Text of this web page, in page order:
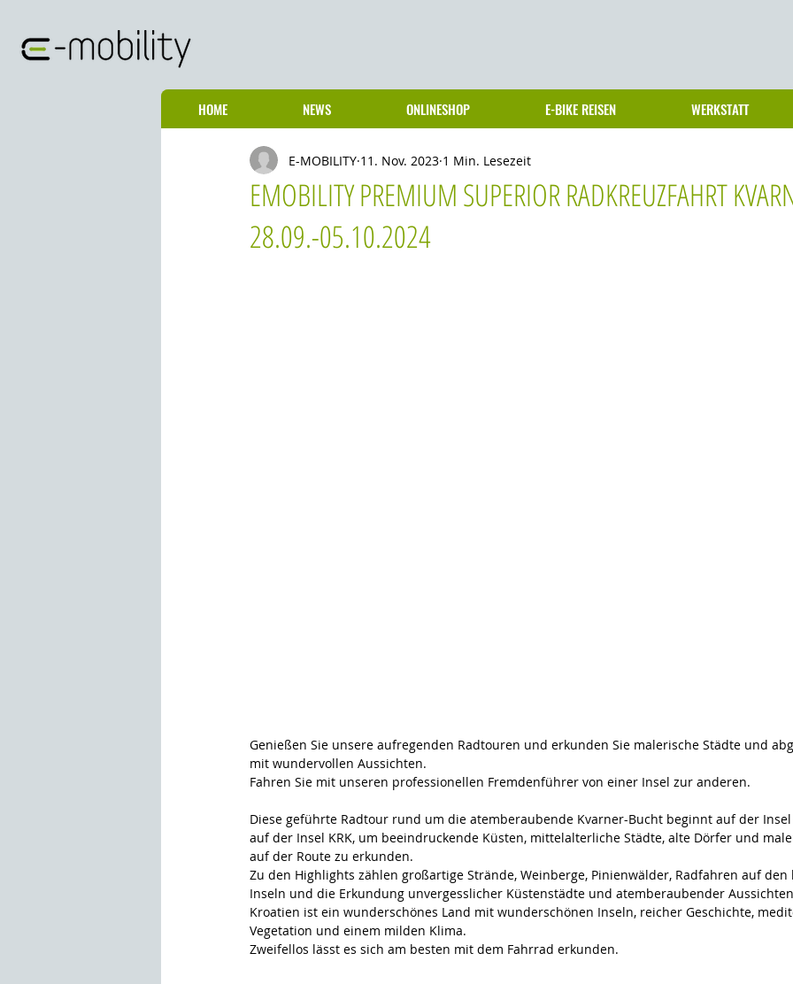
HOME NEWS ONLINESHOP E-BIKE REISEN WERKSTATT
EMOBILITY PREMIUM SUPERIOR RADKREUZFAHRT
28.09.-05.10.2024
E-MOBILITY 11. Nov. 2023 1 Min. Lesezeit
Genießen Sie unsere aufregenden Radtouren und erkunden Sie malerische Städte und
mit wundervollen Aussichten.
Fahren Sie mit unseren professionellen Fremdenführer von einer Insel zur anderen.
Diese geführte Radtour rund um die atemberaubende Kvarner-Bucht beginnt auf der Insel
auf der Insel KRK, um beeindruckende Küsten, mittelalterliche Städte, alte Dörfer und
auf der Route zu erkunden.
Zu den Highlights zählen großartige Strände, Weinberge, Pinienwälder, Radfahren auf den
Inseln und die Erkundung unvergesslicher Küstenstädte und atemberaubender
Kroatien ist ein wunderschönes Land mit wunderschönen Inseln, reicher Geschichte,
Vegetation und einem milden Klima.
Zweifellos lässt es sich am besten mit dem Fahrrad erkunden.